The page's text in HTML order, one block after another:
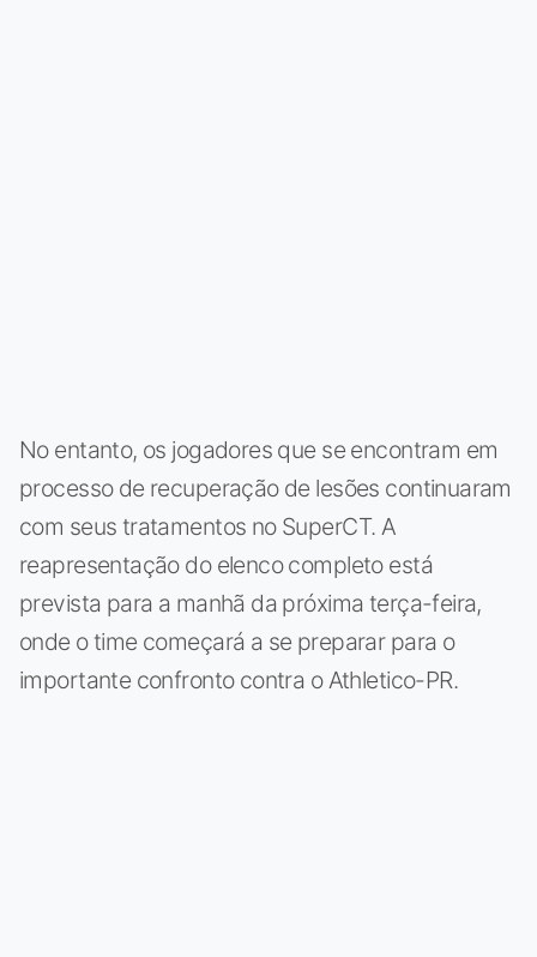
No entanto, os jogadores que se encontram em
processo de recuperação de lesões continuaram
com seus tratamentos no SuperCT. A
reapresentação do elenco completo está
prevista para a manhã da próxima terça-feira,
onde o time começará a se preparar para o
importante confronto contra o Athletico-PR.